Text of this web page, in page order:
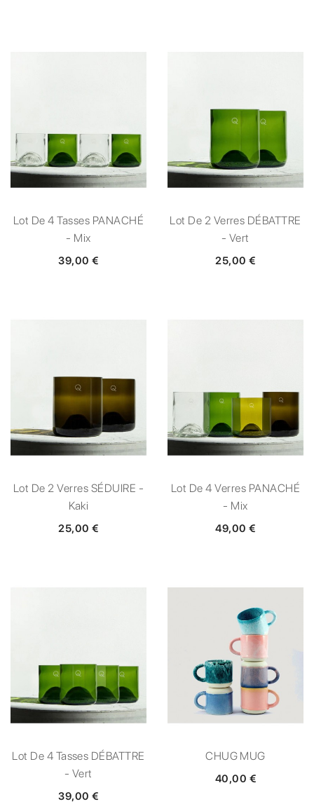
Lot De 4 Tasses PANACHÉ
- Mix
39,00 €
Lot De 2 Verres DÉBATTRE
- Vert
25,00 €
Lot De 2 Verres SÉDUIRE -
Kaki
25,00 €
Lot De 4 Verres PANACHÉ
- Mix
49,00 €
Lot De 4 Tasses DÉBATTRE
- Vert
39,00 €
CHUG MUG
40,00 €